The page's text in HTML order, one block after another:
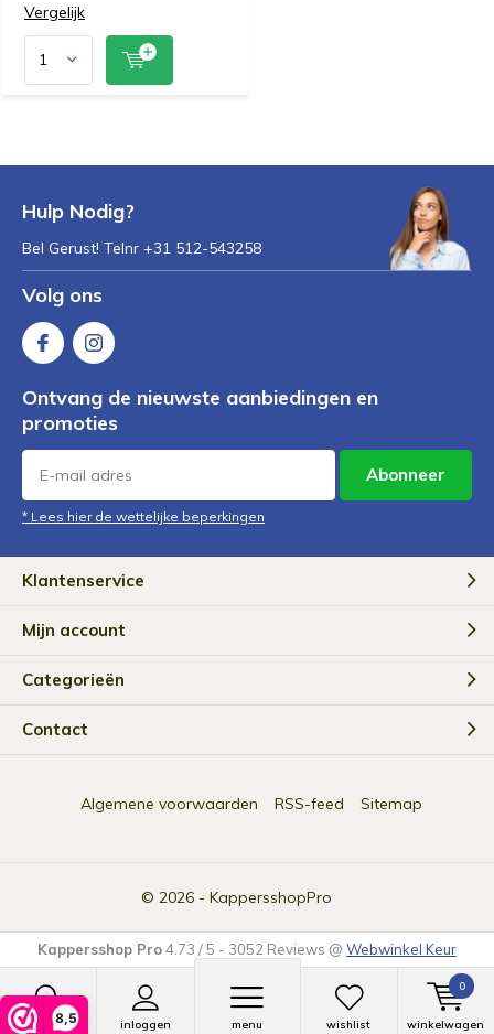
8,5
zoeken inloggen menu wishlist winkelwagen
0
Vergelijk
Hulp Nodig?
Bel Gerust! Telnr +31 512-543258
Volg ons
Ontvang de nieuwste aanbiedingen en
promoties
Abonneer
* Lees hier de wettelijke beperkingen
Klantenservice
Mijn account
Categorieën
Contact
© 2026 - KappersshopPro
Algemene voorwaarden RSS-feed Sitemap
Kappersshop Pro4.73 /5 - 3052 Reviews @ Webwinkel Keur